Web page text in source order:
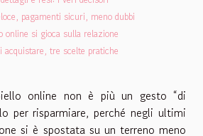
pagamenti sicuri, meno dubbi
online si gioca sulla relazione
acquistare, tre scelte pratiche
online non è più un gesto “di
per risparmiare, perché negli ultimi
si è spostata su un terreno meno